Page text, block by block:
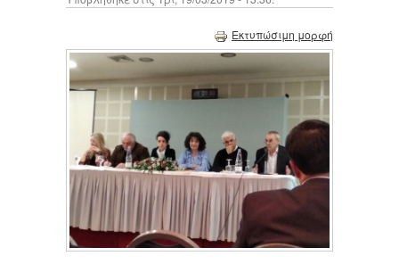
Εκτυπώσιμη μορφή